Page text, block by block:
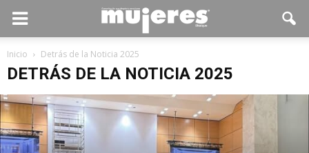
Inicio Detrás de la Noticia 2025
DETRÁS DE LA NOTICIA 2025